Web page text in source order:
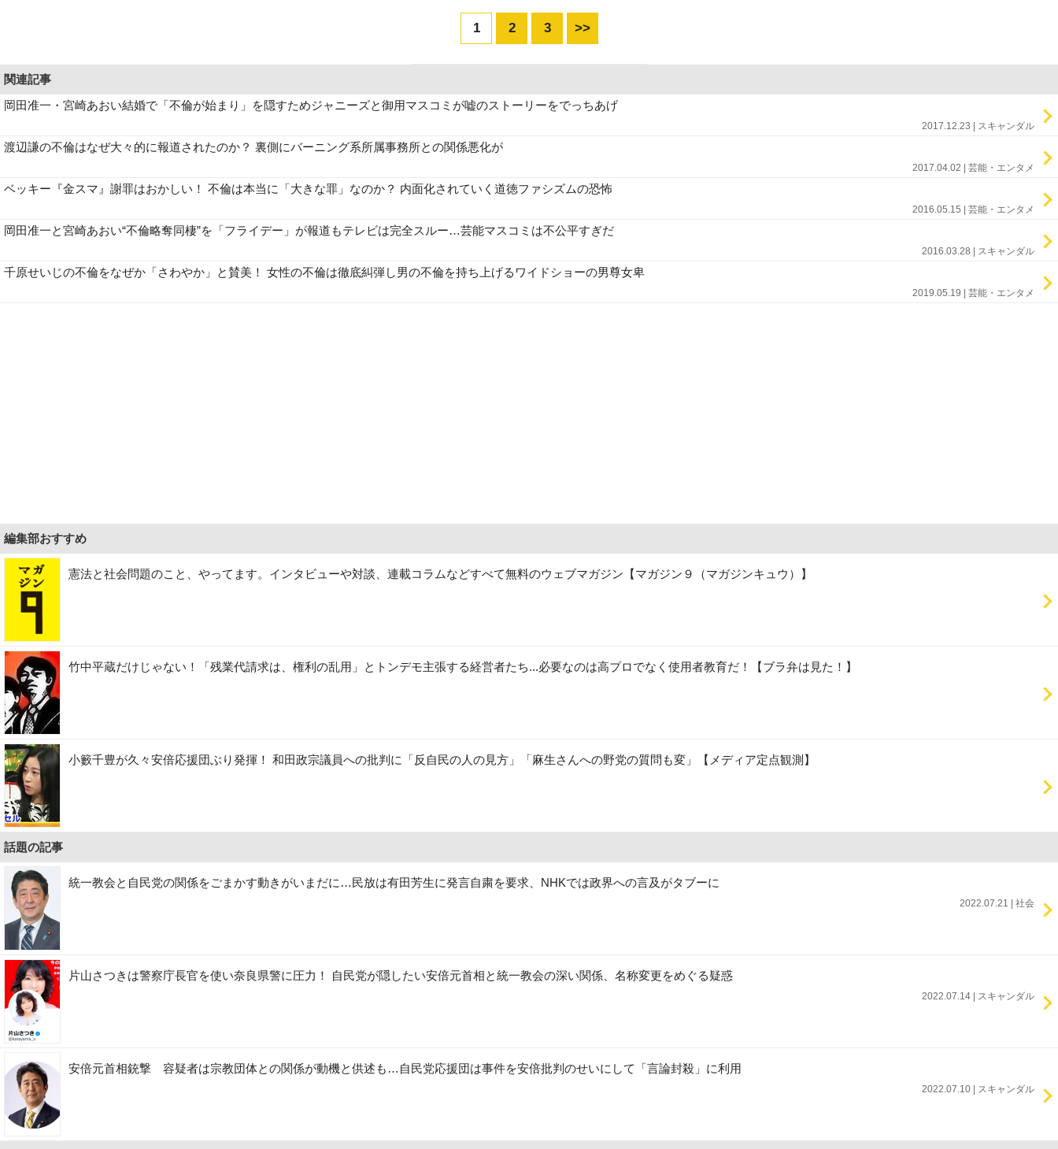
1 2 3 >>
関連記事
岡田准一・宮崎あおい結婚で「不倫が始まり」を隠すためジャニーズと御用マスコミが嘘のストーリーをでっちあげ
2017.12.23 | スキャンダル
渡辺謙の不倫はなぜ大々的に報道されたのか？ 裏側にバーニング系所属事務所との関係悪化が
2017.04.02 | 芸能・エンタメ
ベッキー『金スマ』謝罪はおかしい！ 不倫は本当に「大きな罪」なのか？ 内面化されていく道徳ファシズムの恐怖
2016.05.15 | 芸能・エンタメ
岡田准一と宮崎あおい“不倫略奪同棲”を「フライデー」が報道もテレビは完全スルー…芸能マスコミは不公平すぎだ
2016.03.28 | スキャンダル
千原せいじの不倫をなぜか「さわやか」と賛美！ 女性の不倫は徹底糾弾し男の不倫を持ち上げるワイドショーの男尊女卑
2019.05.19 | 芸能・エンタメ
編集部おすすめ
憲法と社会問題のこと、やってます。インタビューや対談、連載コラムなどすべて無料のウェブマガジン【マガジン９（マガジンキュウ）】
竹中平蔵だけじゃない！「残業代請求は、権利の乱用」とトンデモ主張する経営者たち...必要なのは高プロでなく使用者教育だ！【ブラ弁は見た！】
小籔千豊が久々安倍応援団ぶり発揮！ 和田政宗議員への批判に「反自民の人の見方」「麻生さんへの野党の質問も変」【メディア定点観測】
話題の記事
統一教会と自民党の関係をごまかす動きがいまだに…民放は有田芳生に発言自粛を要求、NHKでは政界への言及がタブーに
2022.07.21 | 社会
片山さつきは警察庁長官を使い奈良県警に圧力！ 自民党が隠したい安倍元首相と統一教会の深い関係、名称変更をめぐる疑惑
2022.07.14 | スキャンダル
安倍元首相銃撃 容疑者は宗教団体との関係が動機と供述も…自民党応援団は事件を安倍批判のせいにして「言論封殺」に利用
2022.07.10 | スキャンダル